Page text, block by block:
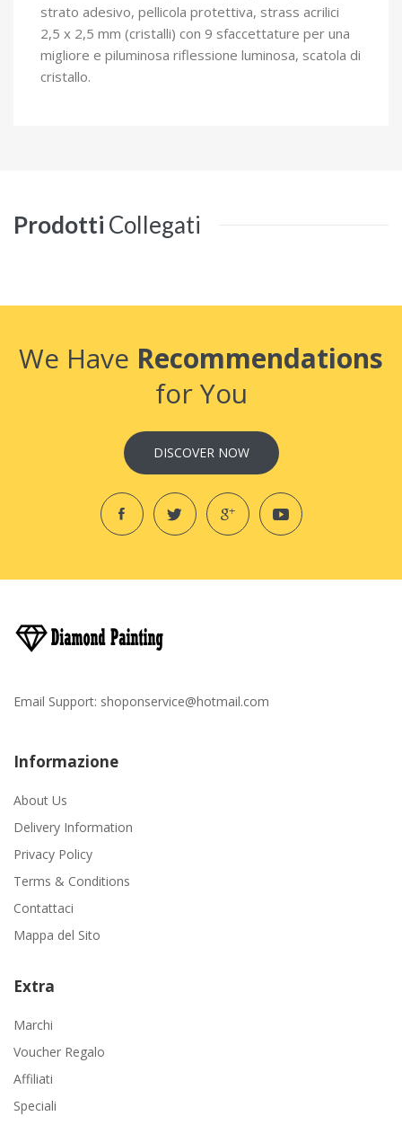
strato adesivo, pellicola protettiva, strass acrilici
2,5 x 2,5 mm (cristalli) con 9 sfaccettature per una
migliore e piluminosa riflessione luminosa, scatola di
cristallo.
Prodotti Collegati
We Have Recommendations
for You
DISCOVER NOW
Email Support: shoponservice@hotmail.com
Informazione
About Us
Delivery Information
Privacy Policy
Terms & Conditions
Contattaci
Mappa del Sito
Extra
Marchi
Voucher Regalo
Affiliati
Speciali